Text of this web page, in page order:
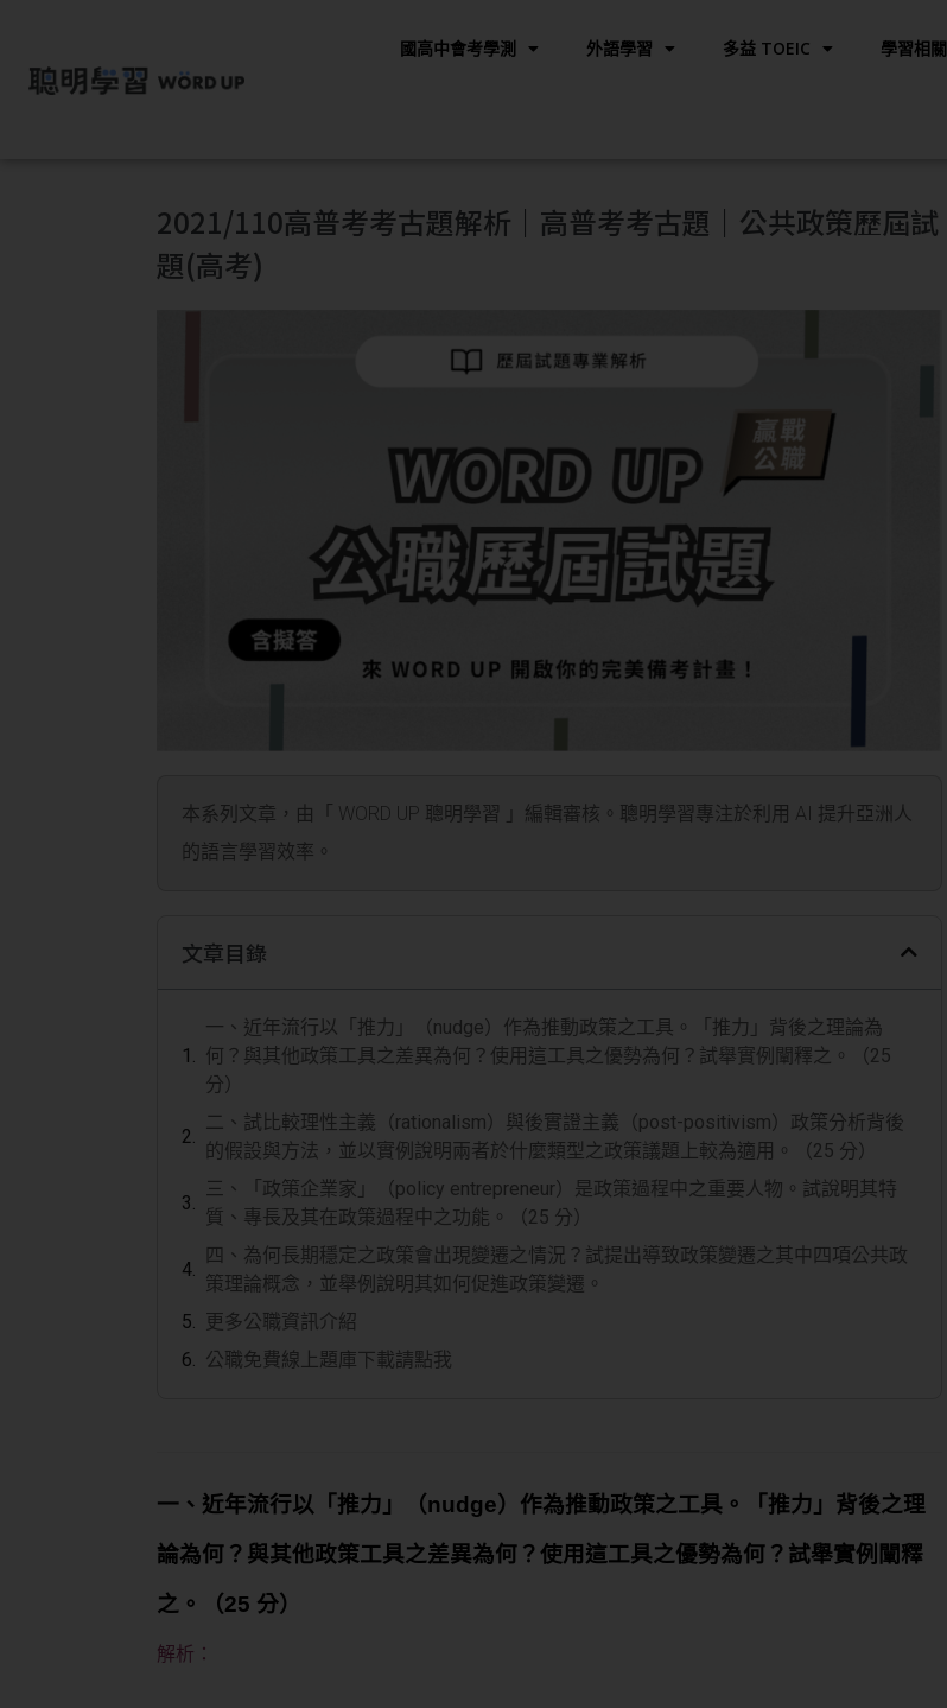
國高中會考學測 外語學習 多益 TOEIC 學習相關
2021/110高普考考古題解析｜高普考考古題｜公共政策歷屆試
題(高考)
本系列文章，由「 WORD UP 聰明學習 」編輯審核。聰明學習專注於利用 AI 提升亞洲人
的語言學習效率。
文章目錄
一、近年流行以「推力」（nudge）作為推動政策之工具。「推力」背後之理論為
何？與其他政策工具之差異為何？使用這工具之優勢為何？試舉實例闡釋之。（25
分）
二、試比較理性主義（rationalism）與後實證主義（post-positivism）政策分析背後
的假設與方法，並以實例說明兩者於什麼類型之政策議題上較為適用。（25 分）
三、「政策企業家」（policy entrepreneur）是政策過程中之重要人物。試說明其特
質、專長及其在政策過程中之功能。（25 分）
四、為何長期穩定之政策會出現變遷之情況？試提出導致政策變遷之其中四項公共政
策理論概念，並舉例說明其如何促進政策變遷。
更多公職資訊介紹
公職免費線上題庫下載請點我
一、近年流行以「推力」（nudge）作為推動政策之工具。「推力」背後之理
論為何？與其他政策工具之差異為何？使用這工具之優勢為何？試舉實例闡釋
之。（25 分）
解析：